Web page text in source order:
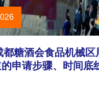
糖酒会食品机械区
申请步骤、时间底